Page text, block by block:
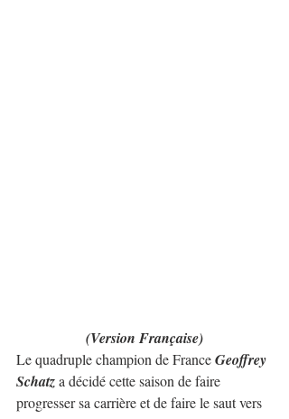
(Version Française)
Le quadruple champion de France Geoffrey
Schatz a décidé cette saison de faire
progresser sa carrière et de faire le saut vers